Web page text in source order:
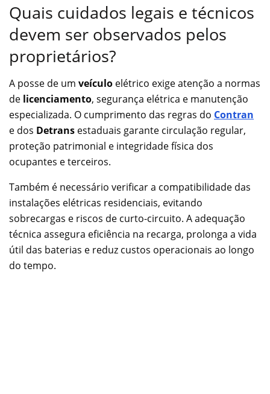
Quais cuidados legais e técnicos
devem ser observados pelos
proprietários?
A posse de um veículo elétrico exige atenção a normas
de licenciamento, segurança elétrica e manutenção
especializada. O cumprimento das regras do Contran
e dos Detrans estaduais garante circulação regular,
proteção patrimonial e integridade física dos
ocupantes e terceiros.
Também é necessário verificar a compatibilidade das
instalações elétricas residenciais, evitando
sobrecargas e riscos de curto-circuito. A adequação
técnica assegura eficiência na recarga, prolonga a vida
útil das baterias e reduz custos operacionais ao longo
do tempo.